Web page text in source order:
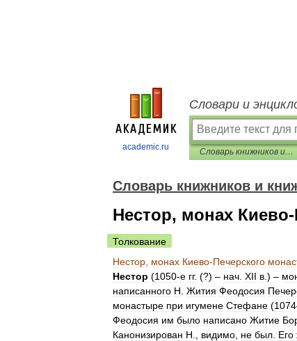
academic.ru
Словари и
Словарь книжников и книжности Древней Руси
Словарь книжников и
Нестор, монах
Толкование
Нестор монах Киево-Печерского
Нестор (1050-е гг. (?) – нач XII в .) –
написанного Н Жития Феодосия
монастыре при игумене Стефане (1074
Феодосия им было написано Житие
Канонизирован Н видимо не был Его